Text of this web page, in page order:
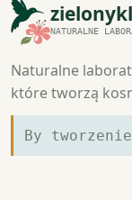
NATURALNE
Naturalne
które tworzą
By